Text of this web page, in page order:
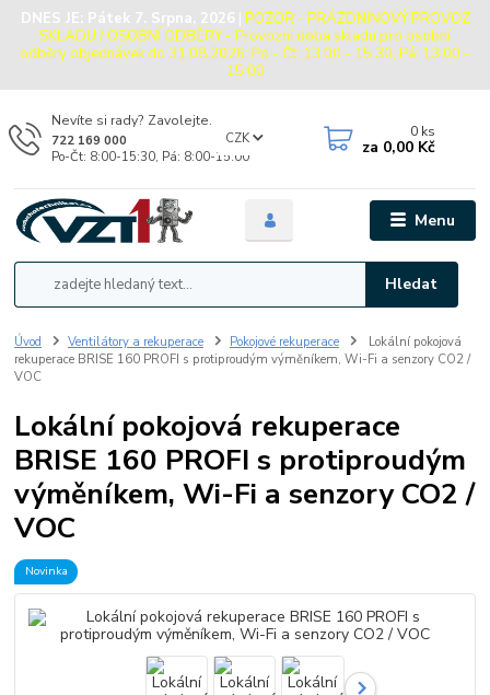
DNES JE: Pátek 7. Srpna, 2026 | POZOR - PRÁZDNINOVÝ PROVOZ
SKLADU / OSOBNÍ ODBĚRY - Provozní doba skladu pro osobní
odběry objednávek do 31.08.2026: Po - Čt: 13:00 - 15:30, Pá: 13:00 -
15:00
Menu
CZK
Hledat
Nevíte si rady? Zavolejte.
722 169 000
Po-Čt: 8:00-15:30, Pá: 8:00-15:00
0 ks
za 0,00 Kč
Úvod Ventilátory a rekuperace Pokojové rekuperace
Lokální pokojová
rekuperace BRISE 160 PROFI s protiproudým výměníkem, Wi-Fi a senzory CO2 /
VOC
Lokální pokojová rekuperace
BRISE 160 PROFI s protiproudým
výměníkem, Wi-Fi a senzory CO2 /
VOC
Novinka